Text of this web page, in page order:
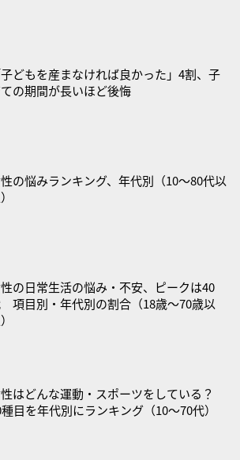
）の日
月間
子どもを産まなければ良かった」4割、子
の期間が長いほど後悔
の悩みランキング、年代別（10〜80代以
の日常生活の悩み・不安、ピークは40
項目別・年代別の割合（18歳〜70歳以
はどんな運動・スポーツをしている？
目を年代別にランキング（10〜70代）